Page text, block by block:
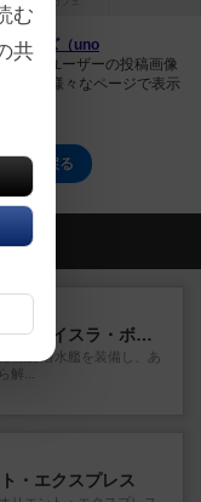
ニマルズ（uno
他のユーザーの投稿画像
画像は様々なページで表示
プに戻る
稿
キャプテン・フリップ：イスラ・ボンバ
出航!潜水艦を装備し、あ
解...
・エクスプレス
む
共